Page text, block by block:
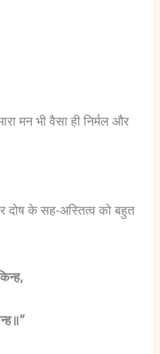
मन भी वैसा ही निर्मल और
दोष के सह-अस्तित्व को बहुत